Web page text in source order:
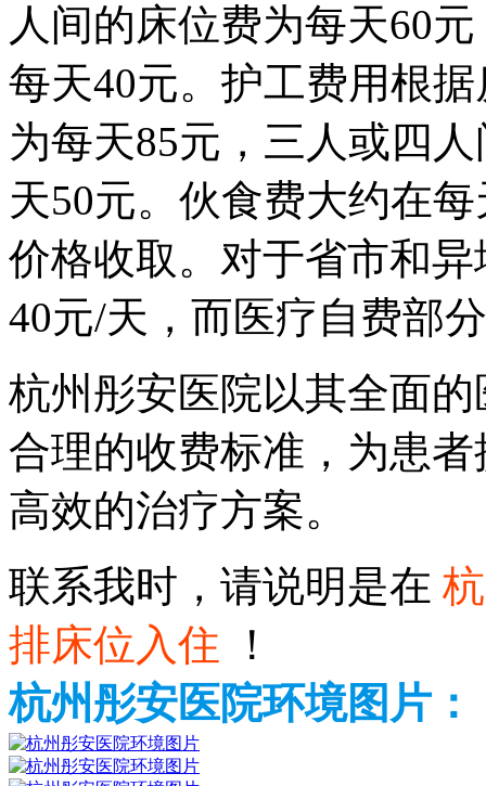
人间的床位费为每天60
每天40元。护工费用根
为每天85元，三人或四
天50元。伙食费大约在
价格收取。对于省市和
40元/天，而医疗自费部
杭州彤安医院以其全面
合理的收费标准，为患
高效的治疗方案。
联系我时，请说明是在
排床位入住 ！
杭州彤安医院环境图片：